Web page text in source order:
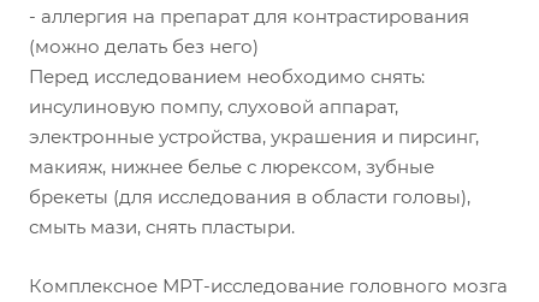
- аллергия на препарат для контрастирования
(можно делать без него)
Перед исследованием необходимо снять:
инсулиновую помпу, слуховой аппарат,
электронные устройства, украшения и пирсинг,
макияж, нижнее белье с люрексом, зубные
брекеты (для исследования в области головы),
смыть мази, снять пластыри.
Комплексное МРТ-исследование головного мозга